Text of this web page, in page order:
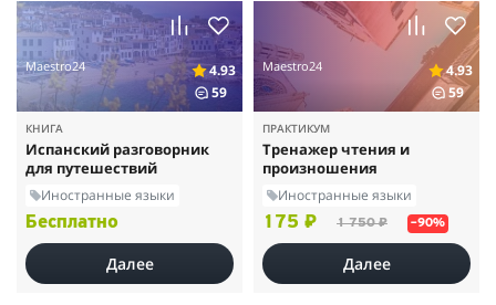
Maestro24
4.93
59
КНИГА
Испанский разговорник
для путешествий
Иностранные языки
Бесплатно
Далее
Maestro24
4.93
59
ПРАКТИКУМ
Тренажер чтения и
произношения
Иностранные языки
175 ₽ 1 750 ₽ –90%
Далее